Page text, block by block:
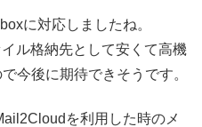
に対応しましたね。
ル格納先として安くて高機
今後に期待できそうです。
を利用した時のメ